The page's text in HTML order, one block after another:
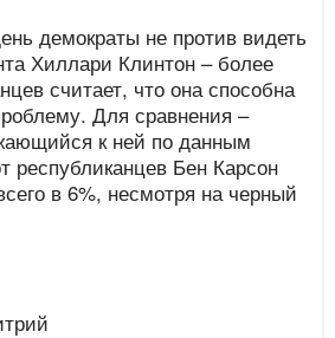
демократы не против видеть
Хиллари Клинтон – более
считает, что она способна
Для сравнения –
к ней по данным
республиканцев Бен Карсон
в 6%, несмотря на черный